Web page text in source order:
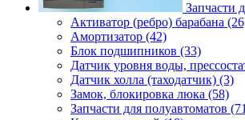
Запчасти
Активатор (ребро) барабана
Амортизатор (42)
Блок подшипников (33)
Датчик уровня воды,
Датчик холла (таходатчик) (3)
Замок, блокировка люка (58)
Запчасти для полуавтоматов